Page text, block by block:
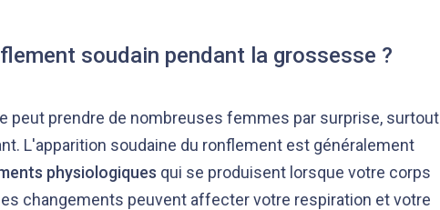
soudain pendant la grossesse ?
peut prendre de nombreuses femmes par surprise, surtout
L'apparition soudaine du ronflement est généralement
physiologiques qui se produisent lorsque votre corps
changements peuvent affecter votre respiration et votre